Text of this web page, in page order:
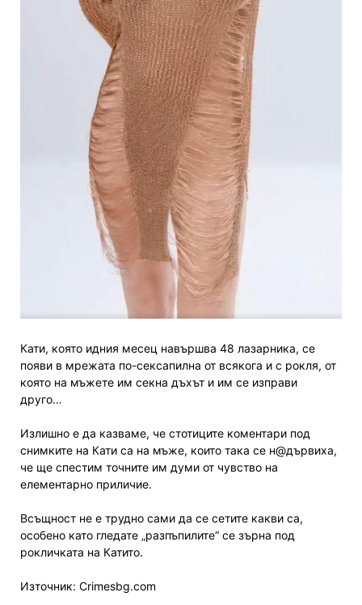
Кати, която идния месец навършва 48 лазарника, се
появи в мрежата по-сексапилна от всякога и с рокля, от
която на мъжете им секна дъхът и им се изправи
друго…
Излишно е да казваме, че стотиците коментари под
снимките на Кати са на мъже, които така се н@дървиха,
че ще спестим точните им думи от чувство на
елементарно приличие.
Всъщност не е трудно сами да се сетите какви са,
особено като гледате „разпъпилите“ се зърна под
рокличката на Катито.
Източник: Crimesbg.com